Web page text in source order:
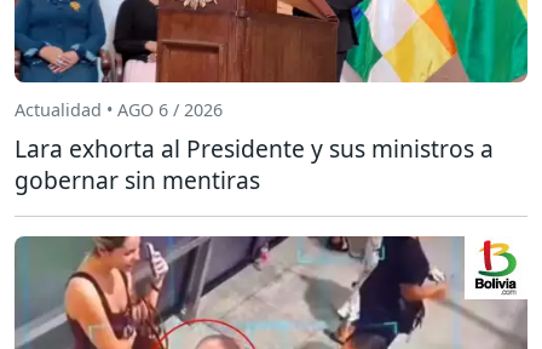
Actualidad • AGO 6 / 2026
Lara exhorta al Presidente y sus ministros a
gobernar sin mentiras